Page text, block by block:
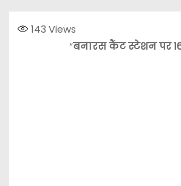
143 Views
“बनारस कैंट स्टेशन पर